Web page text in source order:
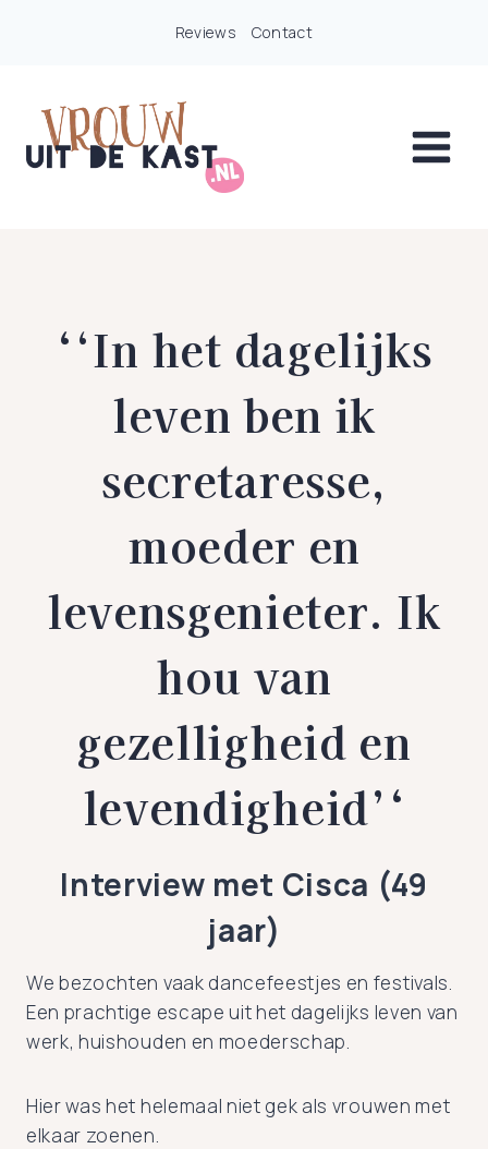
Reviews Contact
‘‘In het dagelijks
leven ben ik
secretaresse,
moeder en
levensgenieter. Ik
hou van
gezelligheid en
levendigheid’‘
Interview met Cisca (49
jaar)
We bezochten vaak dancefeestjes en festivals.
Een prachtige escape uit het dagelijks leven van
werk, huishouden en moederschap.
Hier was het helemaal niet gek als vrouwen met
elkaar zoenen.